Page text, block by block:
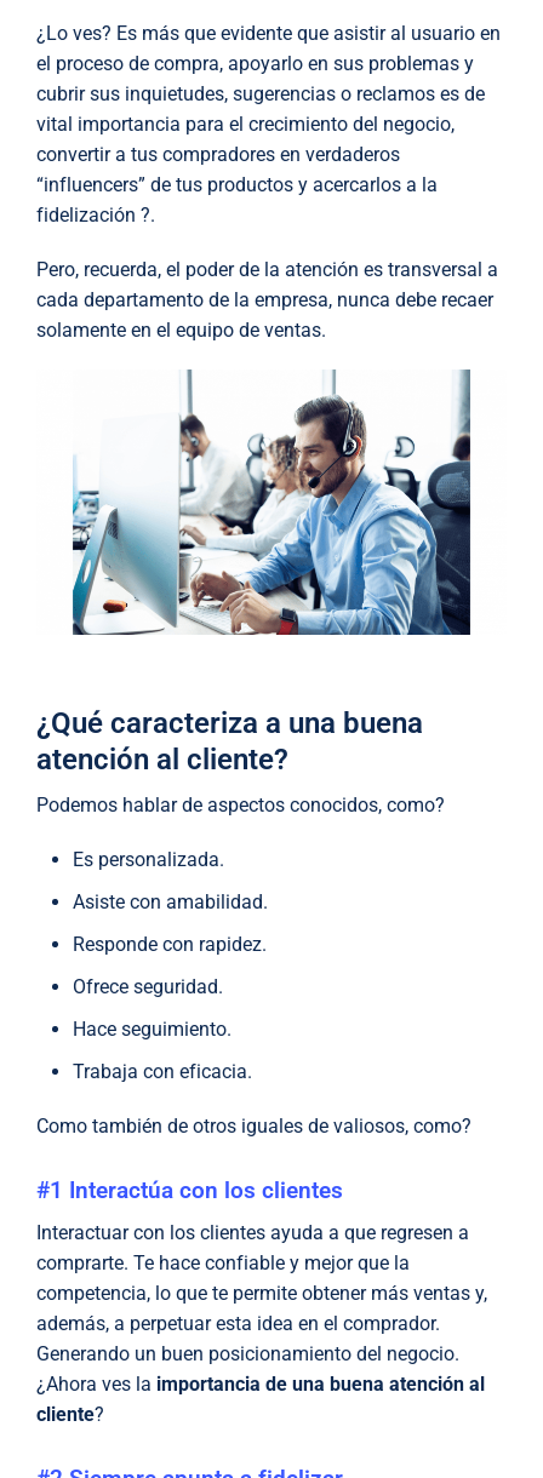
¿Lo ves? Es más que evidente que asistir al usuario en
el proceso de compra, apoyarlo en sus problemas y
cubrir sus inquietudes, sugerencias o reclamos es de
vital importancia para el crecimiento del negocio,
convertir a tus compradores en verdaderos
“influencers” de tus productos y acercarlos a la
fidelización ?.
Pero, recuerda, el poder de la atención es transversal a
cada departamento de la empresa, nunca debe recaer
solamente en el equipo de ventas.
¿Qué caracteriza a una buena
atención al cliente?
Podemos hablar de aspectos conocidos, como?
Es personalizada.
Asiste con amabilidad.
Responde con rapidez.
Ofrece seguridad.
Hace seguimiento.
Trabaja con eficacia.
Como también de otros iguales de valiosos, como?
#1 Interactúa con los clientes
Interactuar con los clientes ayuda a que regresen a
comprarte. Te hace confiable y mejor que la
competencia, lo que te permite obtener más ventas y,
además, a perpetuar esta idea en el comprador.
Generando un buen posicionamiento del negocio.
¿Ahora ves la importancia de una buena atención al
cliente?